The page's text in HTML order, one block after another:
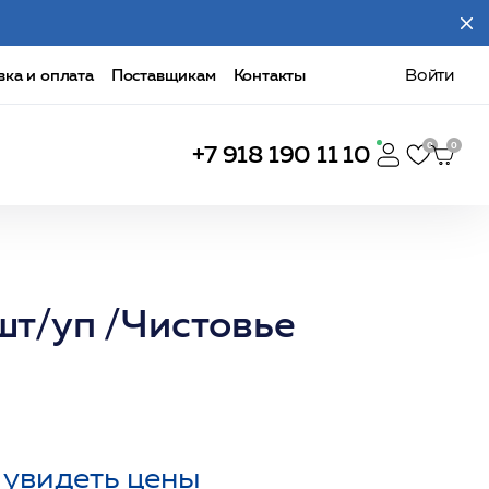
и оплата Поставщикам Контакты Войти
+7 918 190 11 10
уп /Чистовье
цены